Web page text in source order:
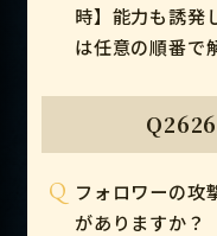
時】能力も誘発
は任意の順番で
Q フォロワーの攻
がありますか？